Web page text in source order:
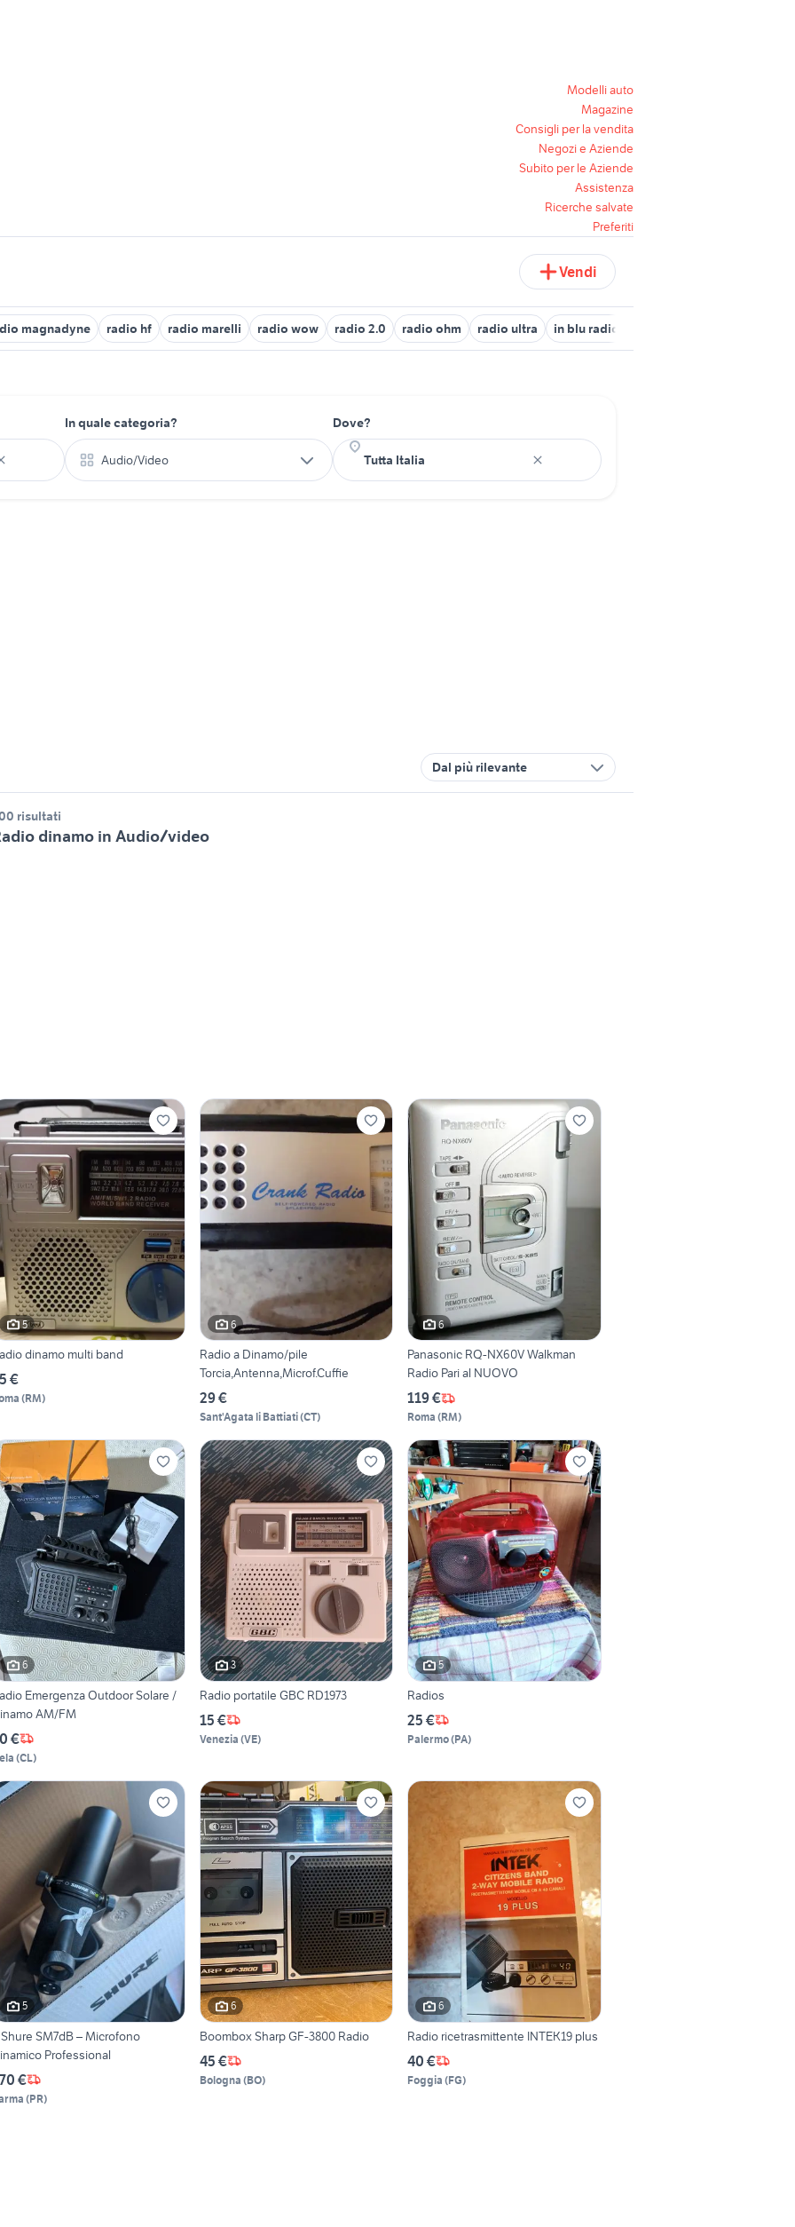
Modelli auto
Magazine
Consigli per la vendita
Negozi e Aziende
Subito per le Aziende
Assistenza
Ricerche salvate
Preferiti
Vendi
magnadyne radio hf radio marelli radio wow radio 2.0 radio ohm radio ultra in blu radio
In quale categoria?
Audio/Video
Dove?
Dal più rilevante
risultati
dinamo in Audio/video
5
dinamo multi band
€
(RM)
6
Radio a Dinamo/pile
Torcia,Antenna,Microf.Cuffie
29 €
Sant'Agata li Battiati(CT)
6
Panasonic RQ-NX60V Walkman
Radio Pari al NUOVO
119 €
Roma (RM)
6
Emergenza Outdoor Solare /
AM/FM
€
(CL)
3
Radio portatile GBC RD1973
15 €
Venezia (VE)
5
Radios
25 €
Palermo(PA)
5
SM7dB – Microfono
Professional
€
(PR)
6
Boombox Sharp GF-3800 Radio
45 €
Bologna (BO)
6
Radio ricetrasmittente INTEK19 plus
40 €
Foggia (FG)